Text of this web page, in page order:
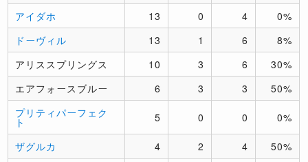
アイダホ 13 0 4
0%
ドーヴィル
13 1 6
8%
アリススプリングス
10 3 6
30%
エアフォースブルー
6 3 3
50%
プリティパーフェク
ト 5 0 0 0%
ザグルカ 4 2 4
50%